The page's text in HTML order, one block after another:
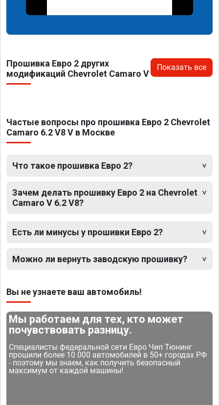
Прошивка Евро 2 других
модификаций Chevrolet Camaro V
Показать все
Частые вопросы про прошивка Евро 2 Chevrolet
Camaro 6.2 V8 V в Москве
Что такое прошивка Евро 2?
Зачем делать прошивку Евро 2 на Chevrolet
Camaro V 6.2 V8?
Есть ли минусы у прошивки Евро 2?
Можно ли вернуть заводскую прошивку?
Вы не узнаете ваш автомобиль!
Мы работаем для тех, кто может
почувствовать разницу.
Специалисты федеральной сети Евро Чип Тюнинг
прошили более 10 000 автомобилей в 50+ городах РФ
- поэтому мы знаем, как получить безопасный
максимум от каждой машины!